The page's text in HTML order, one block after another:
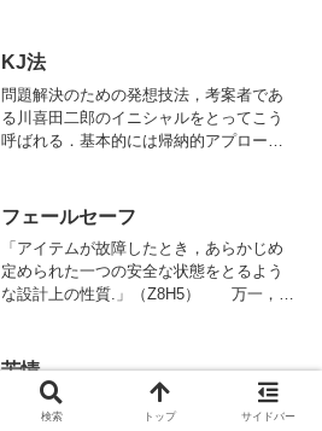
KJ法
問題解決のための発想技法，考案者であ
る川喜田二郎のイニシャルをとってこう
呼ばれる．基本的には帰納的アプローチ
を小グループ化していく．そして次に，
カードに記載されたデータを中グルー
プ，大グループ化しつつデータ相互に関
連付けながら，個々のデータの背景にあ
る本質的なものをつかみとったり，全く
フェールセーフ
「アイテムが故障したとき，あらかじめ
定められた一つの安全な状態をとるよう
な設計上の性質.」（Z8H5） 万一，機
ような製品安全の設計技術をいう．
苦情
英語：
complaint
検索 トップ サイドバー